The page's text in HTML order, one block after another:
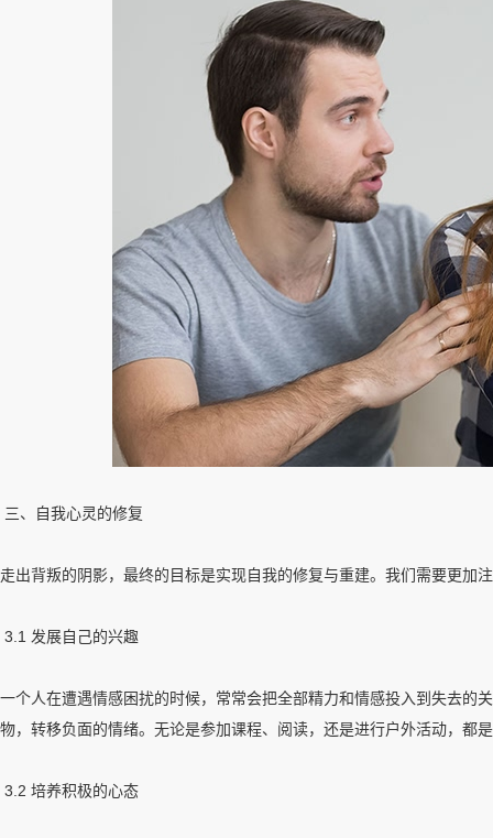
三、自我心灵的修复
走出背叛的阴影，最终的目标是实现自我的修复与重建。我们需要更加
3.1 发展自己的兴趣
一个人在遭遇情感困扰的时候，常常会把全部精力和情感投入到失去的
物，转移负面的情绪。无论是参加课程、阅读，还是进行户外活动，都
3.2 培养积极的心态